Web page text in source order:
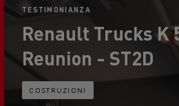
TESTIMONIANZA
Renault Trucks K
Reunion - ST2D
COSTRUZIONI